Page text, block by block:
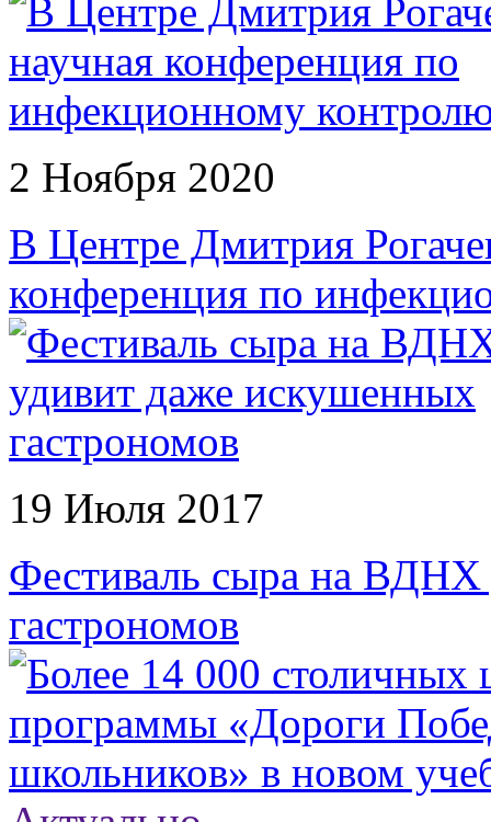
2 Ноября 2020
В Центре Дмитрия
конференция по
19 Июля 2017
Фестиваль сыра на
гастрономов